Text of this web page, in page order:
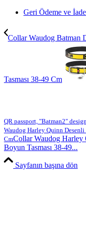
Geri Ödeme ve
Collar Waudog Batman
Tasması 38-49 Cm
QR passport, "Batman2"
Waudog Harley Quinn Desenli
CmCollar Waudog Harley
Boyun Tasması 38-49...
Sayfanın başına dön